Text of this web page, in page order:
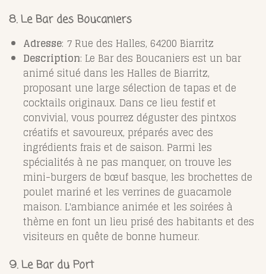
8. Le Bar des Boucaniers
Adresse: 7 Rue des Halles, 64200 Biarritz
Description: Le Bar des Boucaniers est un bar
animé situé dans les Halles de Biarritz,
proposant une large sélection de tapas et de
cocktails originaux. Dans ce lieu festif et
convivial, vous pourrez déguster des pintxos
créatifs et savoureux, préparés avec des
ingrédients frais et de saison. Parmi les
spécialités à ne pas manquer, on trouve les
mini-burgers de bœuf basque, les brochettes de
poulet mariné et les verrines de guacamole
maison. L'ambiance animée et les soirées à
thème en font un lieu prisé des habitants et des
visiteurs en quête de bonne humeur.
9. Le Bar du Port